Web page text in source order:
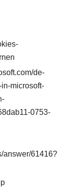
de-
microsoft-
0753-
answer/61416?